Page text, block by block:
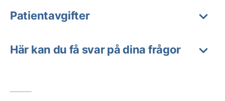
Patientavgifter
Här kan du få svar på dina frågor